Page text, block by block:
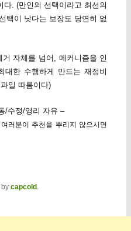
. (만인의 선택이라고 최선의
택이 낫다는 보장도 당연히 없
자체를 넘어, 메커니즘을 인
대한 수행하게 만드는 재정비
일 따름이다)
/수정/영리 자유 –
러분이 추천을 뿌리지 않으시면
capcold.